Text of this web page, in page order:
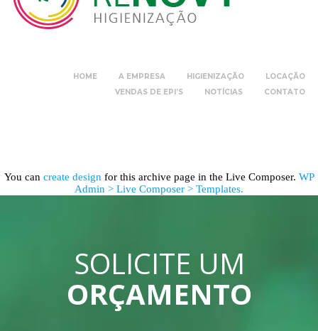
HOME A EMPRESA HIGIENIZAÇÃO
LOCAÇÃO
VENDAS DE EPI’S
NOTÍCIAS CONTATO
You can create design for this archive page in the Live Composer. WP
Admin > Live Composer > Templates.
SOLICITE UM
ORÇAMENTO